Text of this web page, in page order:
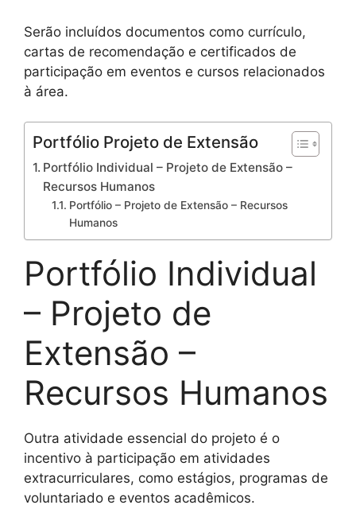
Serão incluídos documentos como currículo,
cartas de recomendação e certificados de
participação em eventos e cursos relacionados
à área.
Portfólio Projeto de Extensão
Portfólio Individual – Projeto de Extensão –
Recursos Humanos
Portfólio – Projeto de Extensão – Recursos
Humanos
Portfólio Individual
– Projeto de
Extensão –
Recursos Humanos
Outra atividade essencial do projeto é o
incentivo à participação em atividades
extracurriculares, como estágios, programas de
voluntariado e eventos acadêmicos.